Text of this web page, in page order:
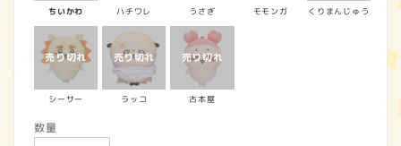
ちいかわ ハチワレ うさぎ モモンガ くりまんじゅう
シーサー ラッコ 古本屋
数量